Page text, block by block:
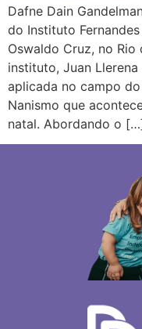
Dafne Dain
do Instituto
Oswaldo Cruz, no
instituto, Juan
aplicada no campo
Nanismo que
natal. Abordando o